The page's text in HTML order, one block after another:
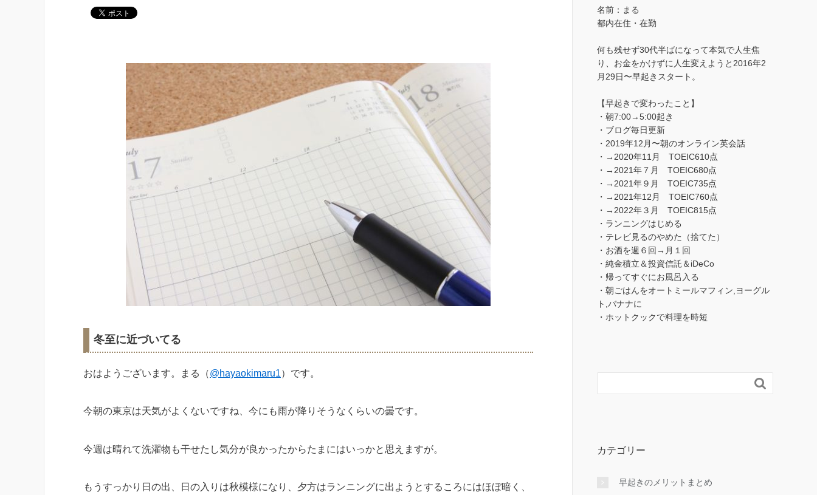
冬至に近づいてる
おはようございます。まる（@hayaokimaru1）です。
今朝の東京は天気がよくないですね、今にも雨が降りそうなくらいの曇です。
今週は晴れて洗濯物も干せたし気分が良かったからたまにはいっかと思えますが。
もうすっかり日の出、日の入りは秋模様になり、夕方はランニングに出ようとするころにはほぼ暗く、
名前：まる
都内在住・在勤
何も残せず30代半ばになって本気で人生焦
り、お金をかけずに人生変えようと2016年2
月29日〜早起きスタート。
【早起きで変わったこと】
・朝7:00→5:00起き
・ブログ毎日更新
・2019年12月〜朝のオンライン英会話
・→2020年11月 TOEIC610点
・→2021年７月 TOEIC680点
・→2021年９月 TOEIC735点
・→2021年12月 TOEIC760点
・→2022年３月 TOEIC815点
・ランニングはじめる
・テレビ見るのやめた（捨てた）
・お酒を週６回→月１回
・純金積立＆投資信託＆iDeCo
・帰ってすぐにお風呂入る
・朝ごはんをオートミールマフィン,ヨーグル
ト,バナナに
・ホットクックで料理を時短

カテゴリー
早起きのメリットまとめ